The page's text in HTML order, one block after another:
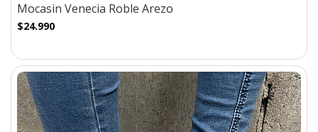
Mocasin Venecia Roble Arezo
$24.990